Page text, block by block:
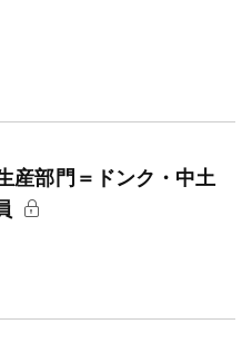
産部門＝ドンク・中土